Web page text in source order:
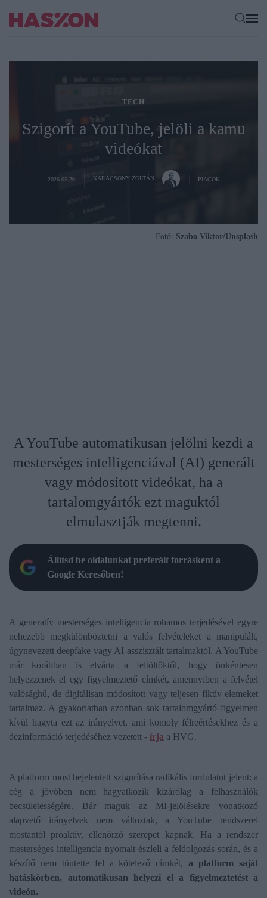
TECH
Szigorít a YouTube, jelöli a kamu
videókat
2026-05-29 KARÁCSONY ZOLTÁN PIACOK
Fotó: Szabo Viktor/Unsplash
A YouTube automatikusan jelölni kezdi a
mesterséges intelligenciával (AI) generált
vagy módosított videókat, ha a
tartalomgyártók ezt maguktól
elmulasztják megtenni.
Állítsd be oldalunkat preferált forrásként a
Google Keresőben!
A generatív mesterséges intelligencia rohamos terjedésével egyre
nehezebb megkülönböztetni a valós felvételeket a manipulált,
úgynevezett deepfake vagy AI-asszisztált tartalmaktól. A YouTube
már korábban is elvárta a feltöltőktől, hogy önkéntesen
helyezzenek el egy figyelmeztető címkét, amennyiben a felvétel
valósághű, de digitálisan módosított vagy teljesen fiktív elemeket
tartalmaz. A gyakorlatban azonban sok tartalomgyártó figyelmen
kívül hagyta ezt az irányelvet, ami komoly félreértésekhez és a
dezinformáció terjedéséhez vezetett - írja a HVG.
A platform most bejelentett szigorítása radikális fordulatot jelent: a
cég a jövőben nem hagyatkozik kizárólag a felhasználók
becsületességére. Bár maguk az MI-jelölésekre vonatkozó
alapvető irányelvek nem változtak, a YouTube rendszerei
mostantól proaktív, ellenőrző szerepet kapnak. Ha a rendszer
mesterséges intelligencia nyomait észleli a feldolgozás során, és a
készítő nem tüntette fel a kötelező címkét, a platform saját
hatáskörben, automatikusan helyezi el a figyelmeztetést a
videón.